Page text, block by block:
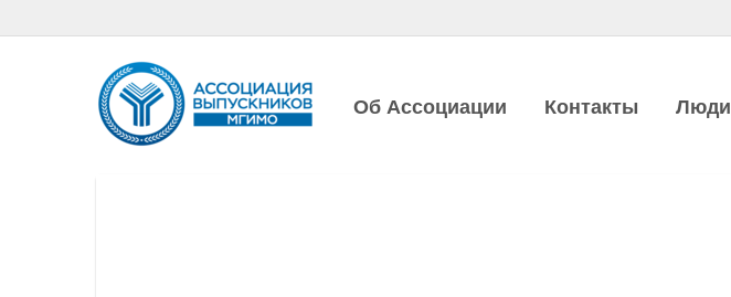
Об Ассоциации Контакты Люди